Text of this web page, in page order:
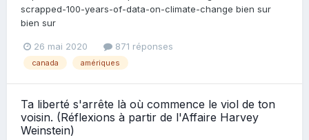
scrapped-100-years-of-data-on-climate-change bien sur
bien sur
26 mai 2020 871 réponses
canada amériques
Ta liberté s'arrête là où commence le viol de ton
voisin. (Réflexions à partir de l'Affaire Harvey
Weinstein)